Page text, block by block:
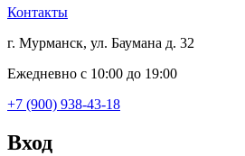
Контакты
г. Мурманск, ул. Баумана д. 32
Ежедневно с 10:00 до 19:00
+7 (900) 938-43-18
Вход